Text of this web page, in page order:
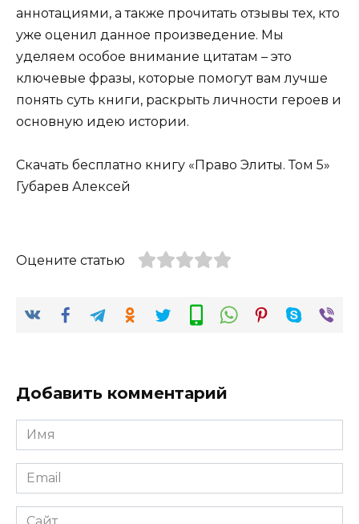
аннотациями, а также прочитать отзывы тех, кто
уже оценил данное произведение. Мы
уделяем особое внимание цитатам – это
ключевые фразы, которые помогут вам лучше
понять суть книги, раскрыть личности героев и
основную идею истории.
Скачать бесплатно книгу «Право Элиты. Том 5»
Губарев Алексей
Оцените статью
Добавить комментарий
Имя
*
Email
*
Сайт